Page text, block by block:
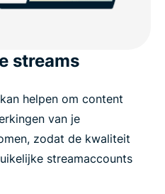
streams
kan helpen om content
van je
zodat de kwaliteit
streamaccounts